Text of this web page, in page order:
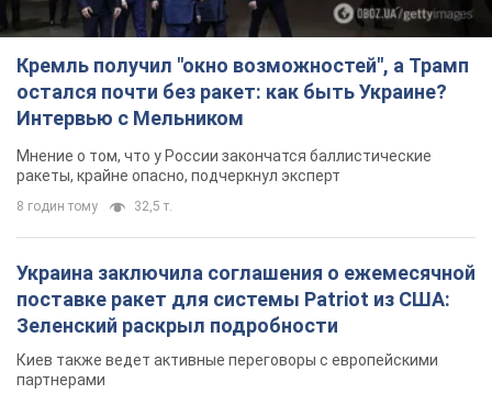
Кремль получил "окно возможностей", а Трамп
остался почти без ракет: как быть Украине?
Интервью с Мельником
Мнение о том, что у России закончатся баллистические
ракеты, крайне опасно, подчеркнул эксперт
8 годин тому 32,5 т.
Украина заключила соглашения о ежемесячной
поставке ракет для системы Patriot из США:
Зеленский раскрыл подробности
Киев также ведет активные переговоры с европейскими
партнерами